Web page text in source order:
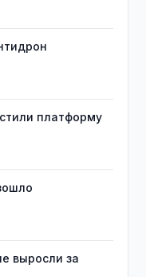
платформу
выросли за